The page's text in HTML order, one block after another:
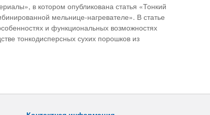
в котором опубликована статья «Тонкий
мельнице-нагревателе». В статье
и функциональных возможностях
тонкодисперсных сухих порошков из